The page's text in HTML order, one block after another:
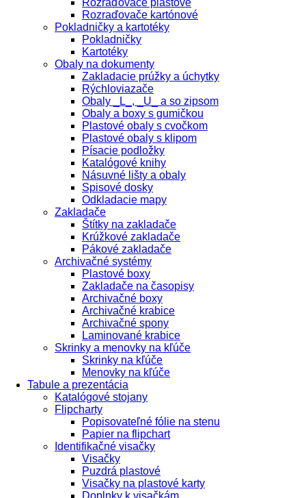
Rozraďovače plastové
Rozraďovače kartónové
Pokladničky a kartotéky
Pokladničky
Kartotéky
Obaly na dokumenty
Zakladacie prúžky a úchytky
Rýchloviazače
Obaly _L_, _U_ a so zipsom
Obaly a boxy s gumičkou
Plastové obaly s cvočkom
Plastové obaly s klipom
Písacie podložky
Katalógové knihy
Násuvné lišty a obaly
Spisové dosky
Odkladacie mapy
Zakladače
Štítky na zakladače
Krúžkové zakladače
Pákové zakladače
Archivačné systémy
Plastové boxy
Zakladače na časopisy
Archivačné boxy
Archivačné krabice
Archivačné spony
Laminované krabice
Skrinky a menovky na kľúče
Skrinky na kľúče
Menovky na kľúče
Tabule a prezentácia
Katalógové stojany
Flipcharty
Popisovateľné fólie na stenu
Papier na flipchart
Identifikačné visačky
Visačky
Puzdrá plastové
Visačky na plastové karty
Doplnky k visačkám